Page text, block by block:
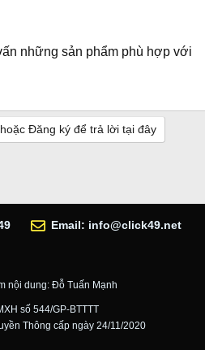
những sản phẩm phù hợp với
Đăng ký để trả lời tại đây
Email: info@click49.net
nội dung: Đỗ Tuấn Mạnh
số 544/GP-BTTTT
Thông cấp ngày 24/11/2020